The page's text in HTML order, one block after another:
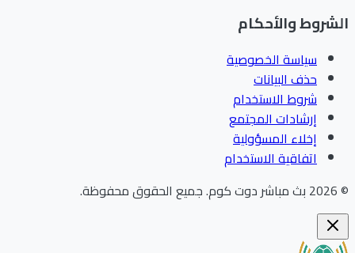
والأحكام
سياسة الخصوصية
حذف البيانات
شروط الاستخدام
إرشادات المجتمع
إخلاء المسؤولية
اتفاقية الاستخدام
بث مباشر دوت كوم.جميع الحقوق محفوظة.